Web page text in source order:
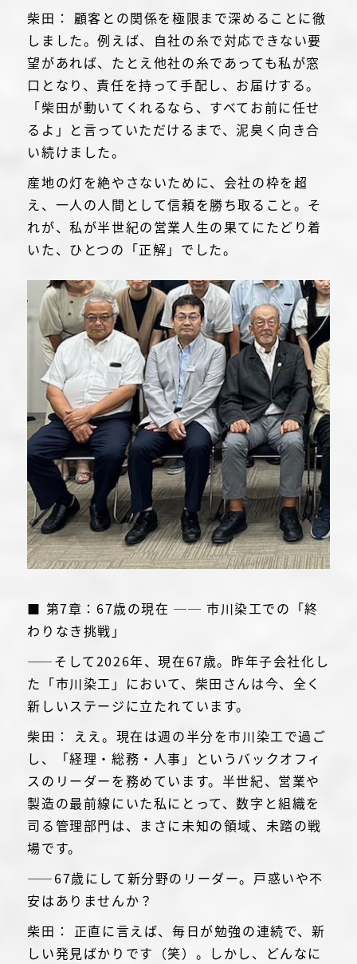
柴田： 顧客との関係を極限まで深めることに徹
しました。例えば、自社の糸で対応できない要
望があれば、たとえ他社の糸であっても私が窓
口となり、責任を持って手配し、お届けする。
「柴田が動いてくれるなら、すべてお前に任せ
るよ」と言っていただけるまで、泥臭く向き合
い続けました。
産地の灯を絶やさないために、会社の枠を超
え、一人の人間として信頼を勝ち取ること。そ
れが、私が半世紀の営業人生の果てにたどり着
いた、ひとつの「正解」でした。
■ 第7章：67歳の現在 ── 市川染工での「終
わりなき挑戦」
――そして2026年、現在67歳。昨年子会社化し
た「市川染工」において、柴田さんは今、全く
新しいステージに立たれています。
柴田： ええ。現在は週の半分を市川染工で過ご
し、「経理・総務・人事」というバックオフィ
スのリーダーを務めています。半世紀、営業や
製造の最前線にいた私にとって、数字と組織を
司る管理部門は、まさに未知の領域、未踏の戦
場です。
――67歳にして新分野のリーダー。戸惑いや不
安はありませんか？
柴田： 正直に言えば、毎日が勉強の連続で、新
しい発見ばかりです（笑）。しかし、どんなに